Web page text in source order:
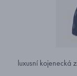
luxusní kojenecká